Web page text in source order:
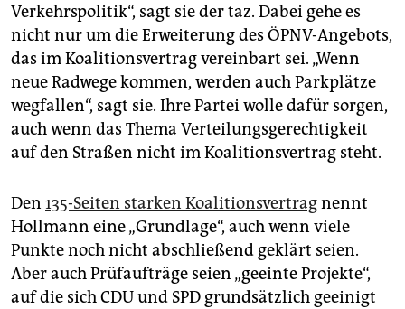
Verkehrspolitik“, sagt sie der taz. Dabei gehe es
nicht nur um die Erweiterung des ÖPNV-Angebots,
das im Koalitionsvertrag vereinbart sei. „Wenn
neue Radwege kommen, werden auch Parkplätze
wegfallen“, sagt sie. Ihre Partei wolle dafür sorgen,
auch wenn das Thema Verteilungsgerechtigkeit
auf den Straßen nicht im Koalitionsvertrag steht.
Den 135-Seiten starken Koalitionsvertragnennt
Hollmann eine „Grundlage“, auch wenn viele
Punkte noch nicht abschließend geklärt seien.
Aber auch Prüfaufträge seien „geeinte Projekte“,
auf die sich CDU und SPD grundsätzlich geeinigt